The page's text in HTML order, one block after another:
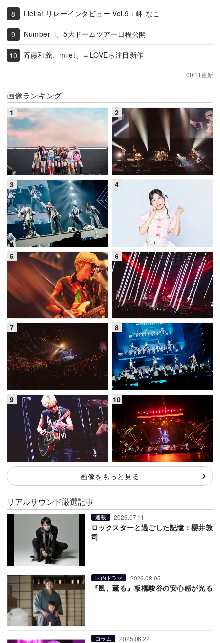
Liella! リレーインタビュー Vol.9：岬 なこ
Number_i、5大ドームツアー日程公開
斉藤和義、milet、＝LOVEら注目新作
00:11更新
画像ランキング
画像をもっと見る
リアルサウンド厳選記事
連載 2026.07.11
ロックスターと過ごした記憶：櫻井敦
司
国内ドラマ 2026.08.05
『風、薫る』板橋駿谷の安心感が光る
コラム 2025.06.22